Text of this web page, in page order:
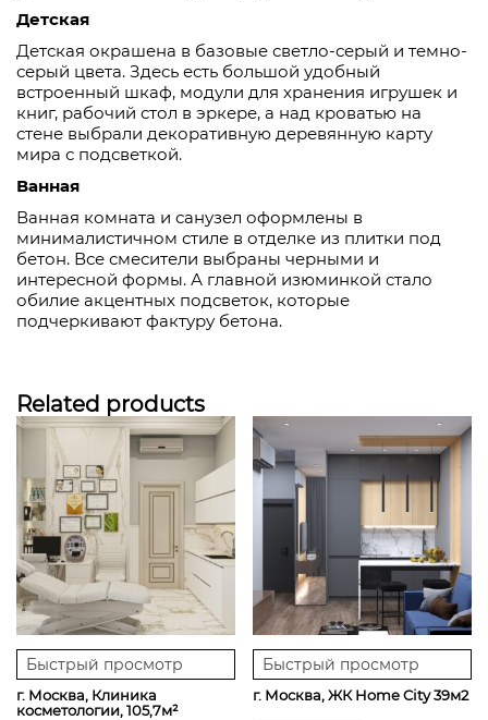
Детская
Детская окрашена в базовые светло-серый и темно-
серый цвета. Здесь есть большой удобный
встроенный шкаф, модули для хранения игрушек и
книг, рабочий стол в эркере, а над кроватью на
стене выбрали декоративную деревянную карту
мира с подсветкой.
Ванная
Ванная комната и санузел оформлены в
минималистичном стиле в отделке из плитки под
бетон. Все смесители выбраны черными и
интересной формы. А главной изюминкой стало
обилие акцентных подсветок, которые
подчеркивают фактуру бетона.
Related products
Быстрый просмотр
г. Москва, Клиника
косметологии, 105,7м²
Быстрый просмотр
г. Москва, ЖК Home City 39м2